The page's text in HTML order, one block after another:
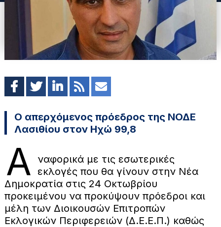
Ο απερχόμενος πρόεδρος της ΝΟΔΕ
Λασιθίου στον Ηχώ 99,8
Α
ναφορικά με τις εσωτερικές
εκλογές που θα γίνουν στην Νέα
Δημοκρατία στις 24 Οκτωβρίου
προκειμένου να προκύψουν πρόεδροι και
μέλη των Διοικουσών Επιτροπών
Εκλογικών Περιφερειών (Δ.Ε.Ε.Π.) καθώς